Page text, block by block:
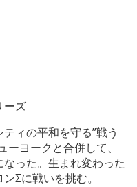
ーズ
ィの平和を守る”戦う
ヨークと合併して、
った。生まれ変わった
Σに戦いを挑む。